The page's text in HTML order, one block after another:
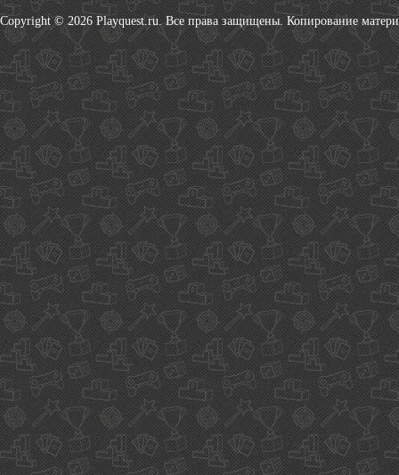
Copyright © 2026 Playquest.ru. Все права защищены. Копирование